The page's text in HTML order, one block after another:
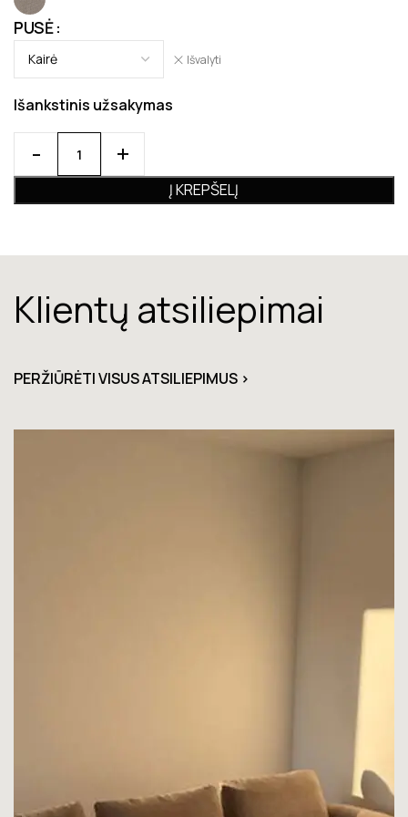
PUSĖ
Išvalyti
Išankstinis užsakymas
Į KREPŠELĮ
Klientų atsiliepimai
PERŽIŪRĖTI VISUS ATSILIEPIMUS >